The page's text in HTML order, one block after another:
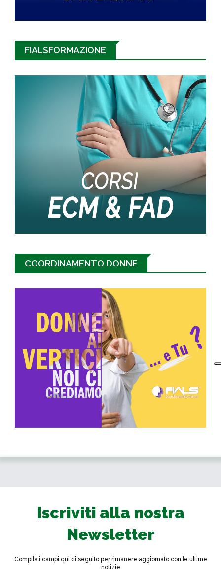
FIALSFORMAZIONE
COORDINAMENTO DONNE
Iscriviti alla nostra
Newsletter
Compila i campi qui di seguito per rimanere aggiornato con le ultime
notizie